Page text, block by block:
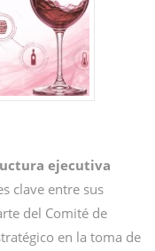
ejecutiva
clave entre sus
del Comité de
en la toma de